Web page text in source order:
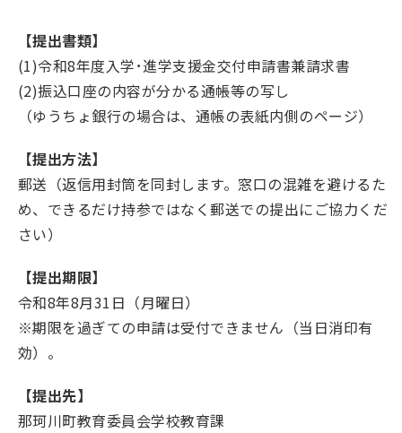
【提出書類】
(1)令和8年度入学･進学支援金交付申請書兼請求書
(2)振込口座の内容が分かる通帳等の写し
（ゆうちょ銀行の場合は、通帳の表紙内側のページ）
【提出方法】
郵送（返信用封筒を同封します。窓口の混雑を避けるた
め、できるだけ持参ではなく郵送での提出にご協力くだ
さい）
【提出期限】
令和8年8月31日（月曜日）
※期限を過ぎての申請は受付できません（当日消印有
効）。
【提出先】
那珂川町教育委員会学校教育課